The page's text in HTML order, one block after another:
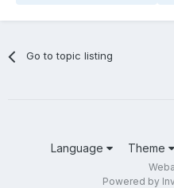
Go to topic listing
Language Theme
Powered by